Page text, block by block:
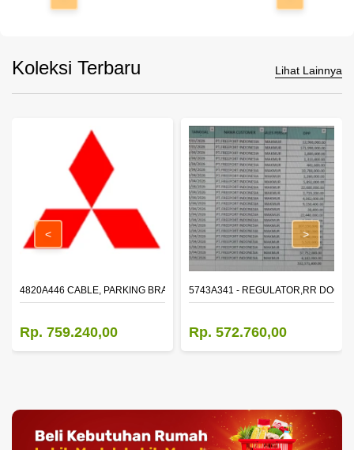
Koleksi Terbaru Lihat Lainnya
4820A446 CABLE, PARKING BRAKE, RR RH
Rp. 759.240,00
5743A341 - REGULATOR,RR DOOR
Rp. 572.760,00
< >